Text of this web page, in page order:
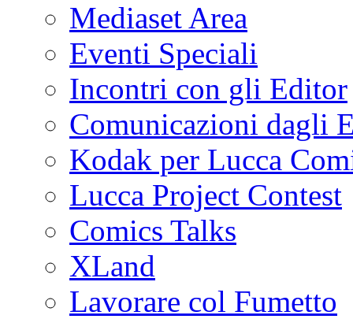
Mediaset Area
Eventi Speciali
Incontri con gli Editor
Comunicazioni dagli
Kodak per Lucca
Lucca Project Contest
Comics Talks
XLand
Lavorare col Fumetto